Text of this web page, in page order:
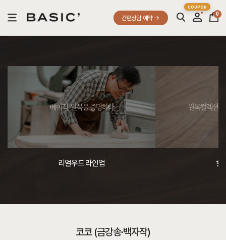
간편상담 예약
0
베이직, 원목을 증명하다
리얼우드 라인업
원목컬렉션,
컬
코코 (금강송·백자작)